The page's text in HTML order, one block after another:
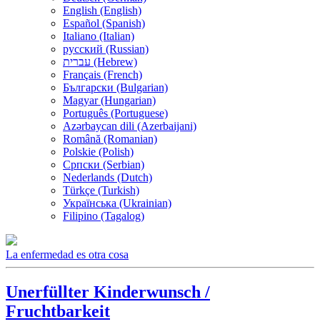
English (English)
Español (Spanish)
Italiano (Italian)
русский (Russian)
עברית (Hebrew)
Français (French)
Български (Bulgarian)
Magyar (Hungarian)
Português (Portuguese)
Azərbaycan dili (Azerbaijani)
Română (Romanian)
Polskie (Polish)
Српски (Serbian)
Nederlands (Dutch)
Türkçe (Turkish)
Українська (Ukrainian)
Filipino (Tagalog)
La enfermedad es otra cosa
Unerfüllter Kinderwunsch /
Fruchtbarkeit